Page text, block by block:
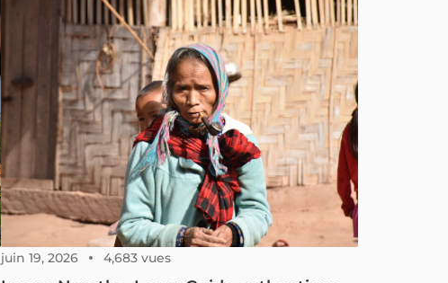
juin 19, 2026 4,683 vues